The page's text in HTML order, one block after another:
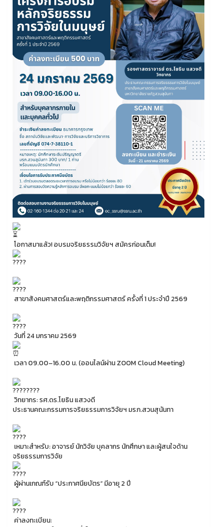
โอกาสมาแล้ว! อบรมจริยธรรมวิจัยฯ สมัครก่อนเต็ม!
สาขาสังคมศาสตร์และพฤติกรรมศาสตร์ ครั้งที่ 1 ประจำปี 2569
วันที่ 24 มกราคม 2569
เวลา 09.00–16.00 น. (ออนไลน์ผ่าน ZOOM Cloud Meeting)
วิทยากร: รศ.ดร.โยธิน แสวงดี
ประธานคณะกรรมการจริยธรรมการวิจัยฯ มรภ.สวนสุนันทา
เหมาะสำหรับ: อาจารย์ นักวิจัย บุคลากร นักศึกษา และผู้สนใจด้าน
จริยธรรมการวิจัย
ผู้ผ่านเกณฑ์รับ “ประกาศนียบัตร” มีอายุ 2 ปี
ค่าลงทะเบียน: